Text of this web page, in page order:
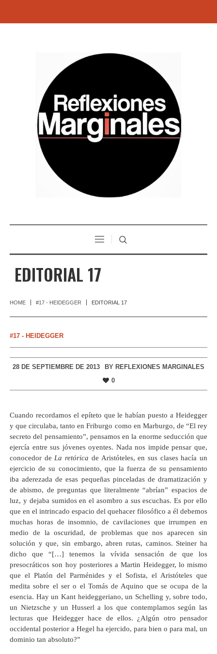
EDITORIAL 17
HOME #17 - HEIDEGGER EDITORIAL 17
#17 - HEIDEGGER
28 DE SEPTIEMBRE DE 2013 BY REFLEXIONES MARGINALES
0
Cuando recordamos el epíteto que le habían puesto a Heidegger
y que circulaba, tanto en Friburgo como en Marburgo, de “El rey
secreto del pensamiento”, pensamos en la enorme seducción que
ejercía entre sus jóvenes oyentes. Nada nos impide pensar que,
conocedor deLa retórica de Aristóteles, en sus clases hacía un
ejercicio de su conocimiento, que la fuerza de su pensamiento
iba aderezada de esas pequeñas pinceladas de dramatización y
de abismo, de preguntas que literalmente “abrían” espacios de
luz, y dejaba sumidos en el asombro a sus escuchas. Es por ello
que en el intrincado espacio del quehacer filosófico a él debemos
muchas horas de insomnio, de cavilaciones que irrumpen en
medio de la oscuridad, de problemas que nos aparecen sin
solución y que, sin embargo, abren rutas, caminos. Steiner ha
dicho que “[…] tenemos la vívida sensación de que los
presocráticos son hoy posteriores a Martin Heidegger, lo mismo
que el Platón del Parménides y el Sofista, el Aristóteles que
medita sobre el ser o el Tomás de Aquino que se ocupa de la
esencia. Hay un Kant heideggeriano, un Schelling y, sobre todo,
un Nietzsche y un Husserl a los que contemplamos según las
lecturas que Heidegger hace de ellos. ¿Algún otro pensador
occidental posterior a Hegel ha ejercido, para bien o para mal, un
dominio tan absoluto?”